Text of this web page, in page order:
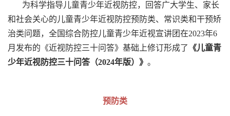
为科学指导儿童青少年近视防控，回答广大学生、家长
和社会关心的儿童青少年近视防控预防类、常识类和干预矫
治类问题，全国综合防控儿童青少年近视宣讲团在2023年6
月发布的《近视防控三十问答》基础上修订形成了 《儿童青
少年近视防控三十问答（2024年版）》 。
预防类